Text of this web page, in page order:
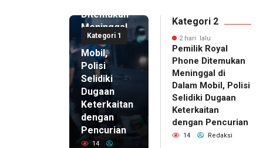
Kategori 1
Ditemukan
Meninggal
di Dalam
Mobil,
Polisi
Selidiki
Dugaan
Keterkaitan
dengan
Pencurian
14
Kategori 2
2 hari lalu
Pemilik Royal
Phone Ditemukan
Meninggal di
Dalam Mobil, Polisi
Selidiki Dugaan
Keterkaitan
dengan Pencurian
14 Redaksi